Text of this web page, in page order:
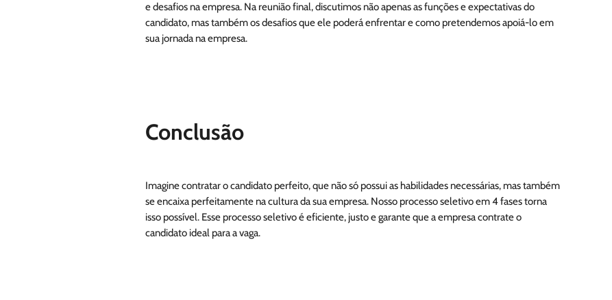
e desafios na empresa. Na reunião final, discutimos não apenas as funções e expectativas do
candidato, mas também os desafios que ele poderá enfrentar e como pretendemos apoiá-lo em
sua jornada na empresa.
Conclusão
Imagine contratar o candidato perfeito, que não só possui as habilidades necessárias, mas também
se encaixa perfeitamente na cultura da sua empresa. Nosso processo seletivo em 4 fases torna
isso possível. Esse processo seletivo é eficiente, justo e garante que a empresa contrate o
candidato ideal para a vaga.